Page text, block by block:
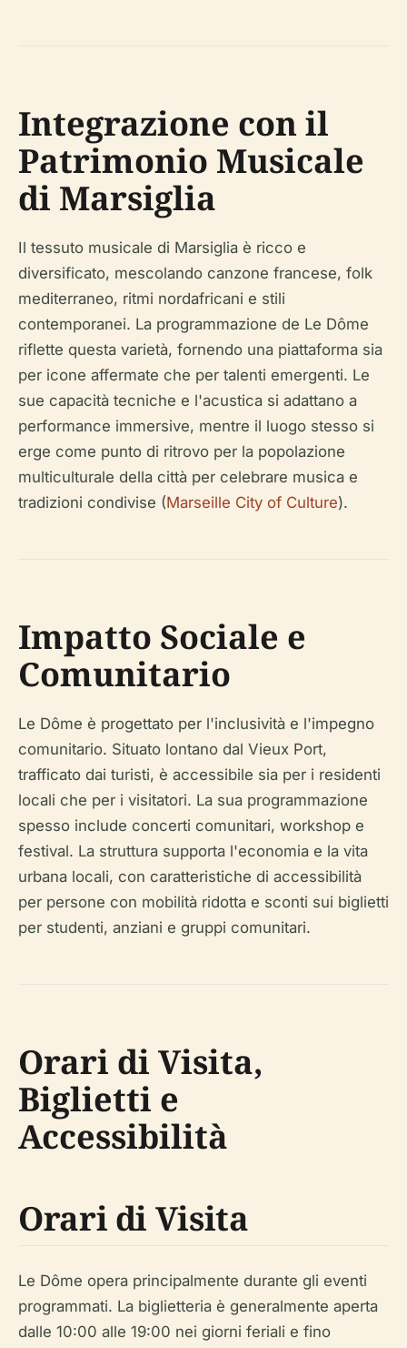
Integrazione con il
Patrimonio Musicale
di Marsiglia
Il tessuto musicale di Marsiglia è ricco e
diversificato, mescolando canzone francese, folk
mediterraneo, ritmi nordafricani e stili
contemporanei. La programmazione de Le Dôme
riflette questa varietà, fornendo una piattaforma sia
per icone affermate che per talenti emergenti. Le
sue capacità tecniche e l'acustica si adattano a
performance immersive, mentre il luogo stesso si
erge come punto di ritrovo per la popolazione
multiculturale della città per celebrare musica e
tradizioni condivise (Marseille City of Culture).
Impatto Sociale e
Comunitario
Le Dôme è progettato per l'inclusività e l'impegno
comunitario. Situato lontano dal Vieux Port,
trafficato dai turisti, è accessibile sia per i residenti
locali che per i visitatori. La sua programmazione
spesso include concerti comunitari, workshop e
festival. La struttura supporta l'economia e la vita
urbana locali, con caratteristiche di accessibilità
per persone con mobilità ridotta e sconti sui biglietti
per studenti, anziani e gruppi comunitari.
Orari di Visita,
Biglietti e
Accessibilità
Orari di Visita
Le Dôme opera principalmente durante gli eventi
programmati. La biglietteria è generalmente aperta
dalle 10:00 alle 19:00 nei giorni feriali e fino